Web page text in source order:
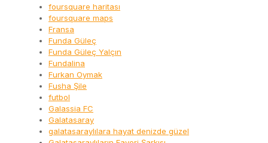
foursquare haritası
foursquare maps
Fransa
Funda Güleç
Funda Güleç Yalçın
Fundalina
Furkan Oymak
Fusha Şile
futbol
Galassia FC
Galatasaray
galatasaraylılara hayat denizde güzel